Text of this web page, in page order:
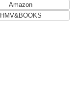
Amazon
HMV&BOOKS